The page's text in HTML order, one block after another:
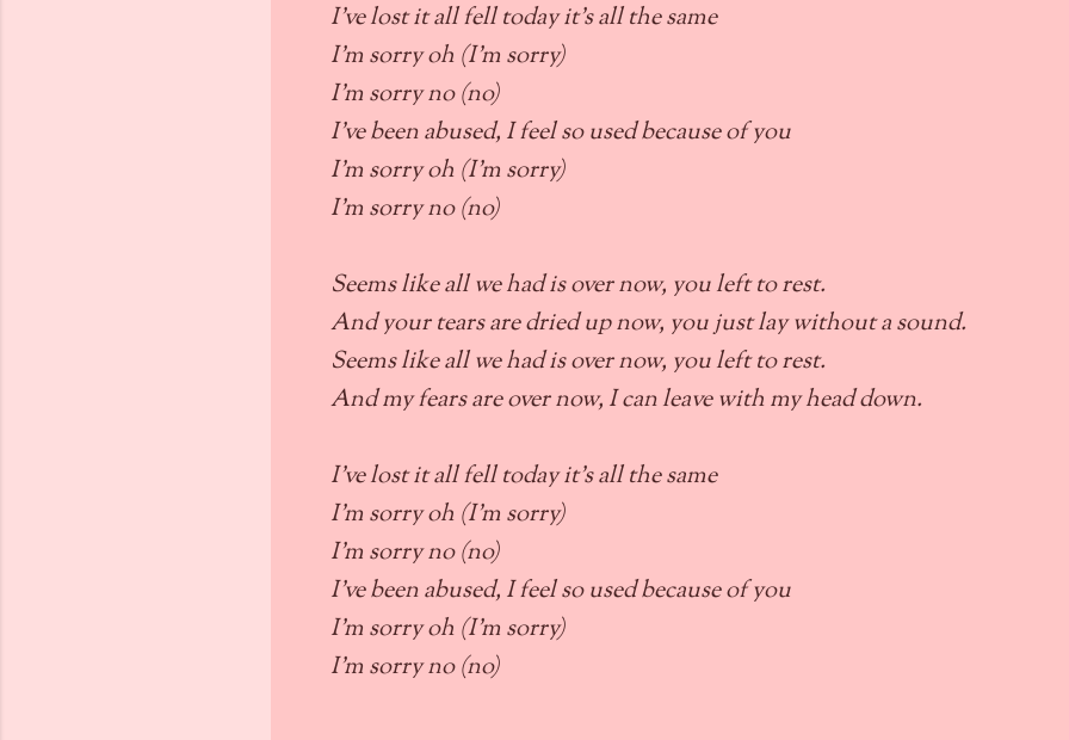
I've lost it all fell today it's all the same
I'm sorry oh (I'm sorry)
I'm sorry no (no)
I've been abused, I feel so used because of you
I'm sorry oh (I'm sorry)
I'm sorry no (no)
Seems like all we had is over now, you left to rest.
And your tears are dried up now, you just lay without a sound.
Seems like all we had is over now, you left to rest.
And my fears are over now, I can leave with my head down.
I've lost it all fell today it's all the same
I'm sorry oh (I'm sorry)
I'm sorry no (no)
I've been abused, I feel so used because of you
I'm sorry oh (I'm sorry)
I'm sorry no (no)